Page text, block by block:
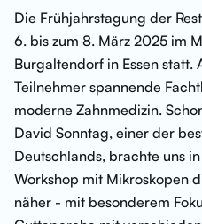
Die Frühjahrstagung der
6. bis zum 8. März 2025 im
Burgaltendorf in Essen
Teilnehmer spannende
moderne Zahnmedizin.
David Sonntag, einer der
Deutschlands, brachte uns
Workshop mit Mikroskopen
näher - mit besonderem